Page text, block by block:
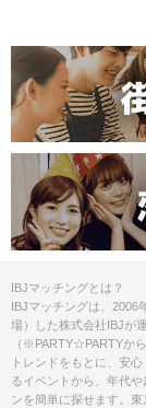
人数
持ち物
飲み物
服装
IBJマッチングとは？
IBJマッチングは、2006
場）した株式会社IBJが
（※PARTY☆PARTYか
トレンドをもとに、安
るイベントから、年代
ンを簡単に探せます。